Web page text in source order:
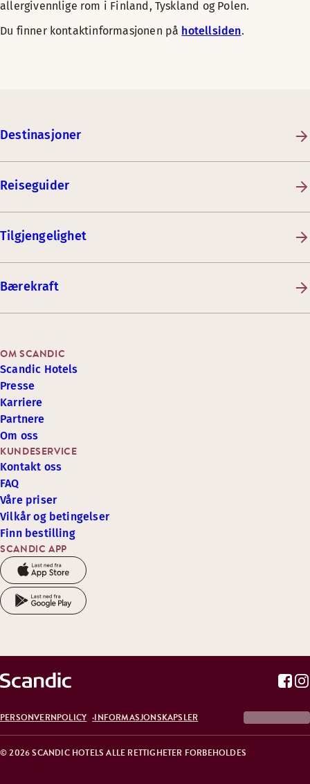
allergivennlige rom i Finland, Tyskland og Polen.
Du finner kontaktinformasjonen på hotellsiden.
Destinasjoner
Reiseguider
Tilgjengelighet
Bærekraft
SCANDIC APP
KUNDESERVICE
Kontakt oss
FAQ
Våre priser
Vilkår og betingelser
Finn bestilling
OM SCANDIC
Scandic Hotels
Presse
Karriere
Partnere
Om oss
© 2026 SCANDIC HOTELS ALLE RETTIGHETER FORBEHOLDES
PERSONVERNPOLICY INFORMASJONSKAPSLER